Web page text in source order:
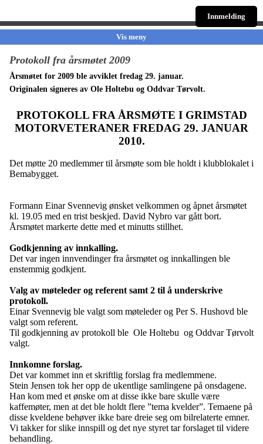
Innmelding
Vis meny
Protokoll fra årsmøtet 2009
Årsmøtet for 2009 ble avviklet fredag 29. januar.
Originalen signeres av Ole Holtebu og Oddvar Tørvolt.
PROTOKOLL FRA ÅRSMØTE I GRIMSTAD
MOTORVETERANER FREDAG 29. JANUAR
2010.
Det møtte 20 medlemmer til årsmøte som ble holdt i klubblokalet i
Bemabygget.
Formann Einar Svennevig ønsket velkommen og åpnet årsmøtet
kl. 19.05 med en trist beskjed. David Nybro var gått bort.
Årsmøtet markerte dette med et minutts stillhet.
Godkjenning av innkalling.
Det var ingen innvendinger fra årsmøtet og innkallingen ble
enstemmig godkjent.
Valg av møteleder og referent samt 2 til å underskrive
protokoll.
Einar Svennevig ble valgt som møteleder og Per S. Hushovd ble
valgt som referent.
Til godkjenning av protokoll ble Ole Holtebu og Oddvar Tørvolt
valgt.
Innkomne forslag.
Det var kommet inn et skriftlig forslag fra medlemmene.
Stein Jensen tok her opp de ukentlige samlingene på onsdagene.
Han kom med et ønske om at disse ikke bare skulle være
kaffemøter, men at det ble holdt flere ”tema kvelder”. Temaene på
disse kveldene behøver ikke bare dreie seg om bilrelaterte emner.
Vi takker for slike innspill og det nye styret tar forslaget til videre
behandling.